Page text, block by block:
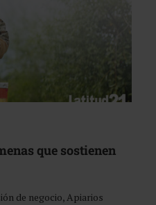
que sostienen
de negocio, Apiarios